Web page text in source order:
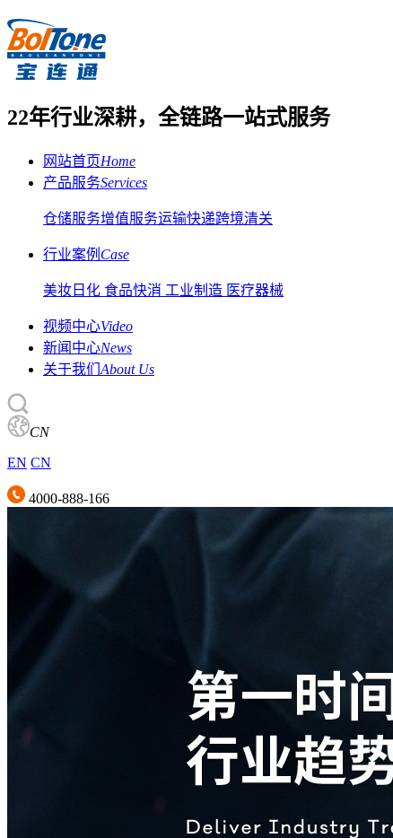
22年行业深耕，全链路一站式服务
网站首页Home
产品服务Services
仓储服务增值服务运输快递跨境清关
行业案例 Case
美妆日化 食品快消 工业制造 医疗器械
视频中心Video
新闻中心News
关于我们 About Us
CN
EN CN
4000-888-166